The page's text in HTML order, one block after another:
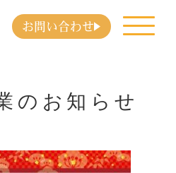
お問い合わせ
のお知らせ